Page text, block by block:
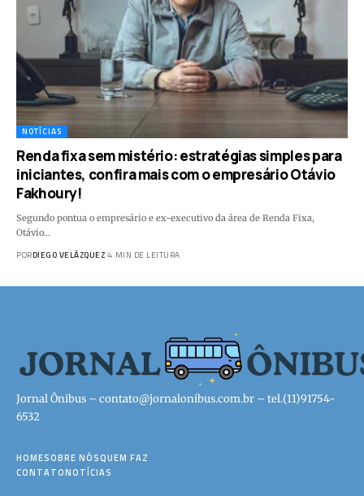
NOTÍCIAS
Renda fixa sem mistério: estratégias simples para
iniciantes, confira mais com o empresário Otávio
Fakhoury!
Segundo pontua o empresário e ex-executivo da área de Renda Fixa,
Otávio…
PORDIEGO VELÁZQUEZ 4 MIN DE LEITURA
Jornal Ônibus – contato@jornalonibus.com.br – tel.(11)91754-
6532
HOMESOBRE NÓSQUEM FAZ
CONTATONOTÍCIAS